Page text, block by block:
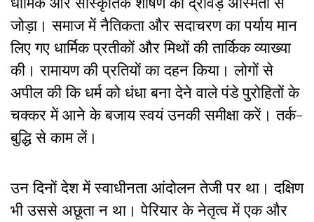
जोड़ा। समाज में नैतिकता और सदाचरण का पर्याय मान
लिए गए धार्मिक प्रतीकों और मिथों की तार्किक व्याख्या
की। रामायण की प्रतियों का दहन किया। लोगों से
अपील की कि धर्म को धंधा बना देने वाले पंडे पुरोहितों के
चक्कर में आने के बजाय स्वयं उनकी समीक्षा करें। तर्क-
बुद्धि से काम लें।
उन दिनों देश में स्वाधीनता आंदोलन तेजी पर था। दक्षिण
भी उससे अछूता न था। पेरियार के नेतृत्व में एक और